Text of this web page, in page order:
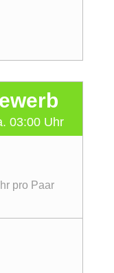
03:00 Uhr
pro Paar